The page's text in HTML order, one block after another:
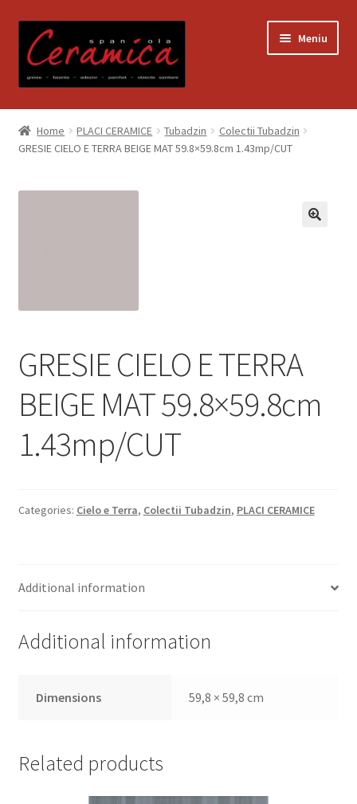
la
navigare
la
conținut
Meniu
Prima pagină
Blog
Contact
Informatii
Plata si Livrare
Politică de confidențialitate
Home PLACI CERAMICE Tubadzin
Colectii Tubadzin
GRESIE CIELO E TERRA BEIGE MAT 59.8×59.8cm 1.43mp/CUT
GRESIE CIELO E TERRA
BEIGE MAT 59.8×59.8cm
1.43mp/CUT
Categories: Cielo e Terra, Colectii Tubadzin, PLACI CERAMICE
Additional information
Additional information
Dimensions 59,8 × 59,8 cm
Related products